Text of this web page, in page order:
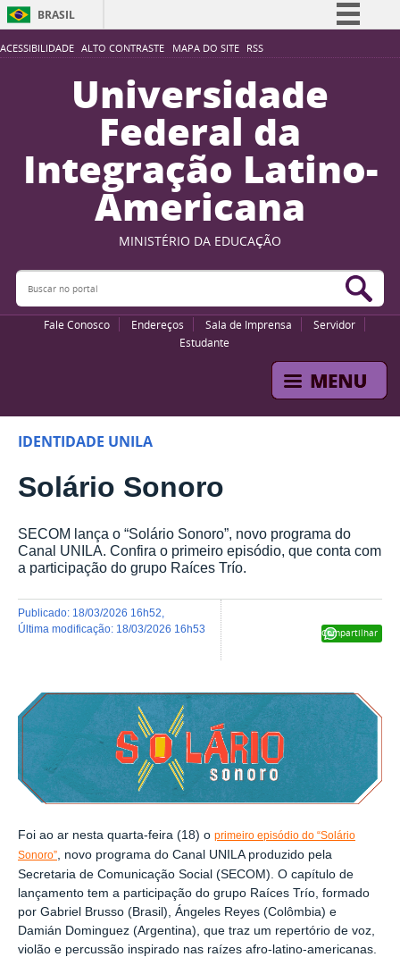
ACESSIBILIDADE ALTO CONTRASTE MAPA DO SITE RSS
BRASIL
Simplifique!
Participe
Acesso à informação
Legislação
Canais
Universidade
Federal da
Integração Latino-
Americana
MINISTÉRIO DA EDUCAÇÃO
Buscar no portal
Fale Conosco Endereços Sala de Imprensa
Servidor
Estudante
IDENTIDADE UNILA
Solário Sonoro
SECOM lança o “Solário Sonoro”, novo programa do
Canal UNILA. Confira o primeiro episódio, que conta com
a participação do grupo Raíces Trío.
Compartilhar
publicado: 18/03/2026 16h52
última modificação: 18/03/2026 16h53
Foi ao ar nesta quarta-feira (18) o primeiro episódio do “Solário
Sonoro” , novo programa do Canal UNILA produzido pela
Secretaria de Comunicação Social (SECOM). O capítulo de
lançamento tem a participação do grupo Raíces Trío, formado
por Gabriel Brusso (Brasil), Ángeles Reyes (Colômbia) e
Damián Dominguez (Argentina), que traz um repertório de voz,
violão e percussão inspirado nas raízes afro-latino-americanas.